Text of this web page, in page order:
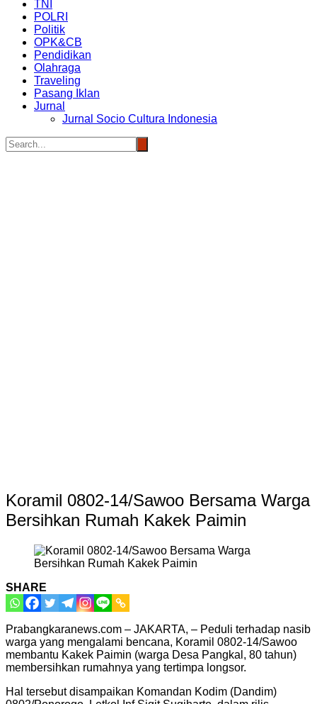
TNI
POLRI
Politik
OPK&CB
Pendidikan
Olahraga
Traveling
Pasang Iklan
Jurnal
Jurnal Socio Cultura Indonesia
Koramil 0802-14/Sawoo Bersama Warga
Bersihkan Rumah Kakek Paimin
SHARE
Prabangkaranews.com – JAKARTA, – Peduli terhadap nasib
warga yang mengalami bencana, Koramil 0802-14/Sawoo
membantu Kakek Paimin (warga Desa Pangkal, 80 tahun)
membersihkan rumahnya yang tertimpa longsor.
Hal tersebut disampaikan Komandan Kodim (Dandim)